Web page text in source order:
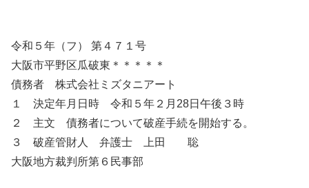
令和５年（フ） 第４７１号
大阪市平野区瓜破東＊＊＊＊＊
債務者 株式会社ミズタニアート
１ 決定年月日時 令和５年２月28日午後３時
２ 主文 債務者について破産手続を開始する。
３ 破産管財人 弁護士 上田 聡
大阪地方裁判所第６民事部